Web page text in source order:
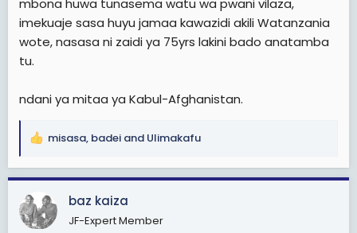
kupitia mitandao ya biashara na usalama aliyojenga.
Rais Samia, katika juhudi zake za kupunguza makali ya
kisiasa na kufungua uchumi, anaonekana kufaidika na
kiimani binafsi? Muda utatoa majibu, lakini alama za
mbona huwa tunasema watu wa pwani vilaza,
imekuaje sasa huyu jamaa kawazidi akili Watanzania
wote, nasasa ni zaidi ya 75yrs lakini bado anatamba
tu.
ndani ya mitaa ya Kabul-Afghanistan.
R
a
c
t
i
misasa, badei and Ulimakafu
baz kaiza
JF-Expert Member